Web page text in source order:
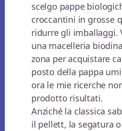
scelgo pappe
croccantini in grosse
ridurre gli imballaggi.
una macelleria
zona per acquistare
posto della pappa
ora le mie ricerche
prodotto risultati.
Anziché la classica
il pellett, la segatura